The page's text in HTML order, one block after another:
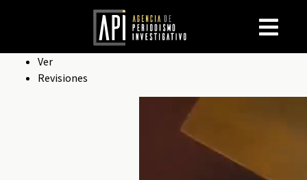
Solapas
Ver
Revisiones